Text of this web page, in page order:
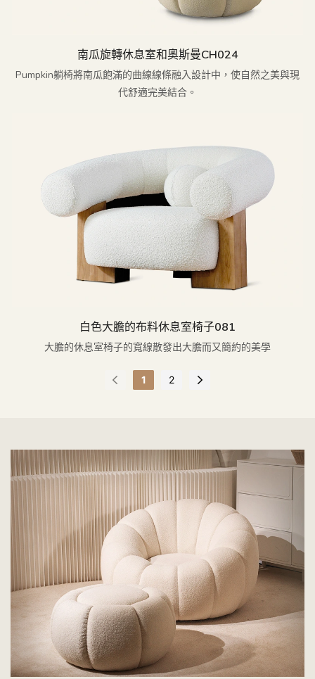
南瓜旋轉休息室和奧斯曼CH024
Pumpkin躺椅將南瓜飽滿的曲線線條融入設計中，使自然之美與現
代舒適完美結合。
白色大膽的布料休息室椅子081
大膽的休息室椅子的寬線散發出大膽而又簡約的美學
1 2